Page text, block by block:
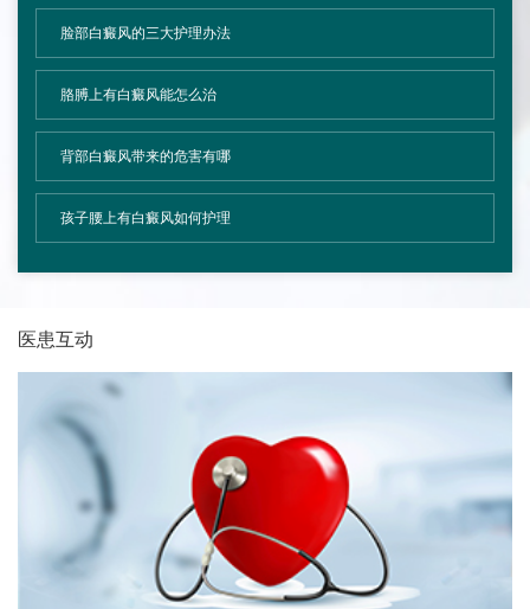
脸部白癜风的三大护理办法
胳膊上有白癜风能怎么治
背部白癜风带来的危害有哪
孩子腰上有白癜风如何护理
医患互动